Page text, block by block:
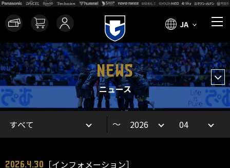
JA
NEWS
ニュース
～
2026.4.30 ［インフォメーション］